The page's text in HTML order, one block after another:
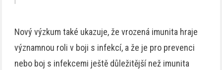
Nový výzkum také ukazuje, že vrozená imunita hraje
významnou roli v boji s infekcí, a že je pro prevenci
nebo boj s infekcemi ještě důležitější než imunita